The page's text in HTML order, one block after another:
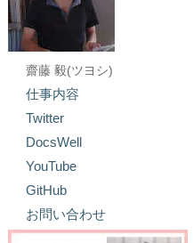
齋藤 毅(ツヨシ)
仕事内容
Twitter
DocsWell
YouTube
GitHub
お問い合わせ